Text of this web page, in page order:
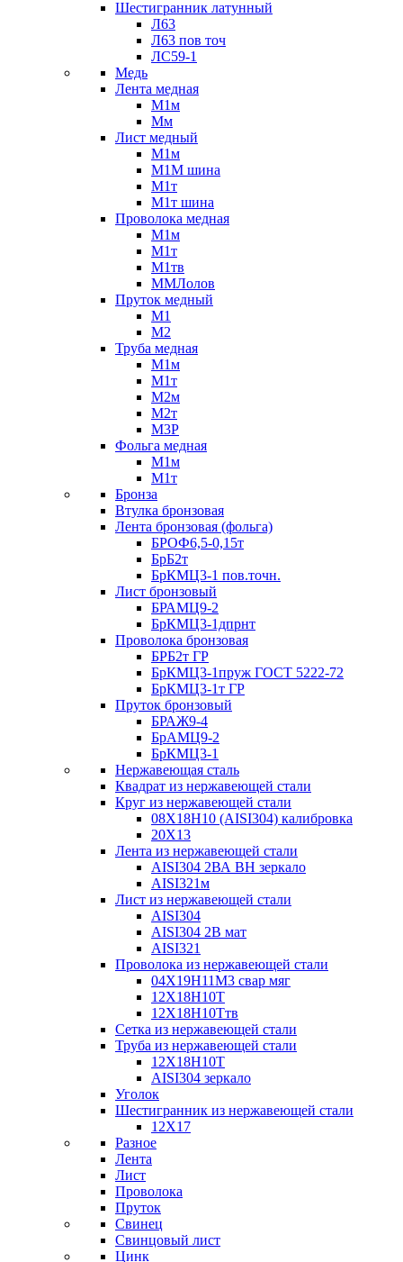
Шестигранник латунный
Л63
Л63 пов точ
ЛС59-1
Медь
Лента медная
М1м
Мм
Лист медный
М1м
М1М шина
М1т
М1т шина
Проволока медная
М1м
М1т
М1тв
ММЛолов
Пруток медный
М1
М2
Труба медная
М1м
М1т
М2м
М2т
М3Р
Фольга медная
М1м
М1т
Бронза
Втулка бронзовая
Лента бронзовая (фольга)
БРОФ6,5-0,15т
БрБ2т
БрКМЦ3-1 пов.точн.
Лист бронзовый
БРАМЦ9-2
БрКМЦ3-1дпрнт
Проволока бронзовая
БРБ2т ГР
БрКМЦ3-1пруж ГОСТ 5222-72
БрКМЦ3-1т ГР
Пруток бронзовый
БРАЖ9-4
БрАМЦ9-2
БрКМЦ3-1
Нержавеющая сталь
Квадрат из нержавеющей стали
Круг из нержавеющей стали
08Х18Н10 (AISI304) калибровка
20Х13
Лента из нержавеющей стали
AISI304 2ВА ВН зеркало
AISI321м
Лист из нержавеющей стали
AISI304
AISI304 2В мат
AISI321
Проволока из нержавеющей стали
04Х19Н11М3 свар мяг
12Х18Н10Т
12Х18Н10Ттв
Сетка из нержавеющей стали
Труба из нержавеющей стали
12Х18Н10Т
AISI304 зеркало
Уголок
Шестигранник из нержавеющей стали
12Х17
Разное
Лента
Лист
Проволока
Пруток
Свинец
Свинцовый лист
Цинк